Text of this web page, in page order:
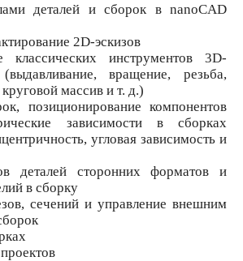
деталей и сборок в nanoCAD
2D-эскизов
классических инструментов 3D-
(выдавливание, вращение, резьба,
массив и т. д.)
позиционирование компонентов
зависимости в сборках
угловая зависимость и
деталей сторонних форматов и
в сборку
сечений и управление внешним